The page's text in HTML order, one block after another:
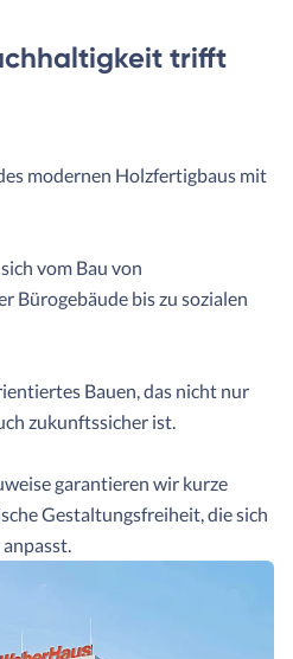
trifft
modernen Holzfertigbaus mit
vom Bau von
Bürogebäude bis zu sozialen
Bauen, das nicht nur
zukunftssicher ist.
garantieren wir kurze
Gestaltungsfreiheit, die sich